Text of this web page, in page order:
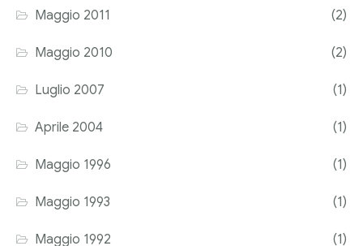
Maggio 2011 (2)
Maggio 2010 (2)
Luglio 2007 (1)
Aprile 2004 (1)
Maggio 1996 (1)
Maggio 1993 (1)
Maggio 1992 (1)